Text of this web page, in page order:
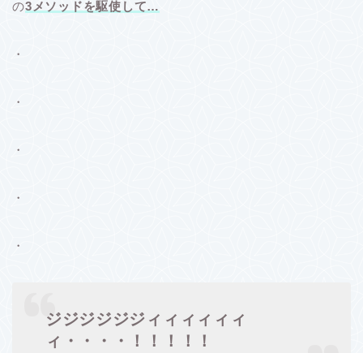
の3メソッドを駆使して…
・
・
・
・
・
ジジジジジジィィィィィィ
ィ・・・・！！！！！